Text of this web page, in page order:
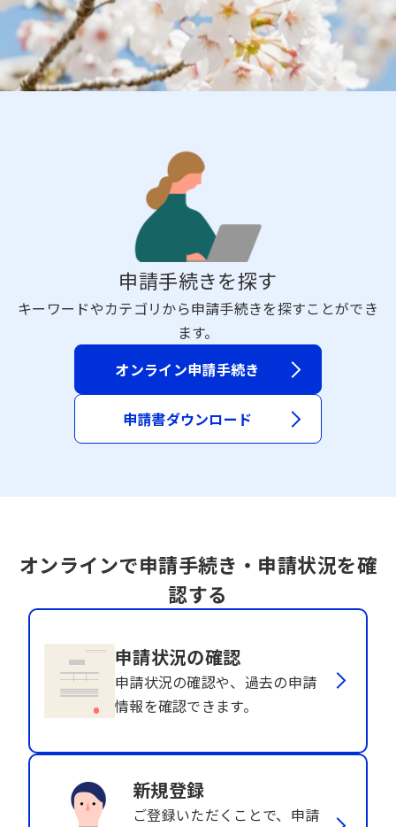
申請手続きを探す
キーワードやカテゴリから申請手続きを探すことができ
ます。
オンライン申請手続き
申請書ダウンロード
オンラインで申請手続き・申請状況を確
認する
申請状況の確認
申請状況の確認や、過去の申請
情報を確認できます。
新規登録
ご登録いただくことで、申請